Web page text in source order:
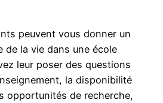
peuvent vous donner un
de la vie dans une école
leur poser des questions
la disponibilité
opportunités de recherche,